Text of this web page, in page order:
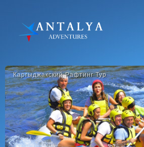
Каргыджакский Рафтинг Тур